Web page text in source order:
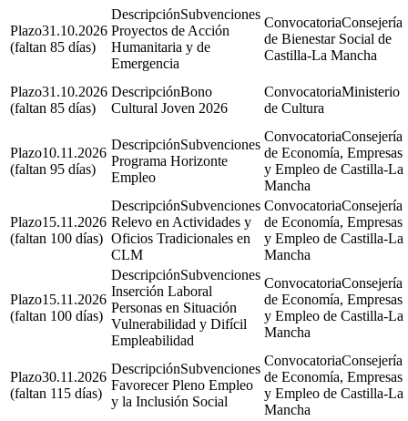
31.10.2026
(faltan 85 días)
Subvenciones
Proyectos de Acción
Humanitaria y de
Emergencia
Consejería
de Bienestar Social de
Castilla-La Mancha
31.10.2026
(faltan 85 días)
Bono
Cultural Joven 2026
Ministerio
de Cultura
10.11.2026
(faltan 95 días)
Subvenciones
Programa Horizonte
Empleo
Consejería
de Economía, Empresas
y Empleo de Castilla-La
Mancha
15.11.2026
(faltan 100 días)
Subvenciones
Relevo en Actividades y
Oficios Tradicionales en
CLM
Consejería
de Economía, Empresas
y Empleo de Castilla-La
Mancha
15.11.2026
(faltan 100 días)
Subvenciones
Inserción Laboral
Personas en Situación
Vulnerabilidad y Difícil
Empleabilidad
Consejería
de Economía, Empresas
y Empleo de Castilla-La
Mancha
30.11.2026
(faltan 115 días)
Subvenciones
Favorecer Pleno Empleo
y la Inclusión Social
Consejería
de Economía, Empresas
y Empleo de Castilla-La
Mancha